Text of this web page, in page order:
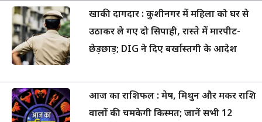
खाकी दागदार : कुशीनगर में महिला को घर से
उठाकर ले गए दो सिपाही, रास्ते में मारपीट-
छेड़छाड़; DIG ने दिए बर्खास्तगी के आदेश
आज का राशिफल : मेष, मिथुन और मकर राशि
वालों की चमकेगी किस्मत; जानें सभी 12